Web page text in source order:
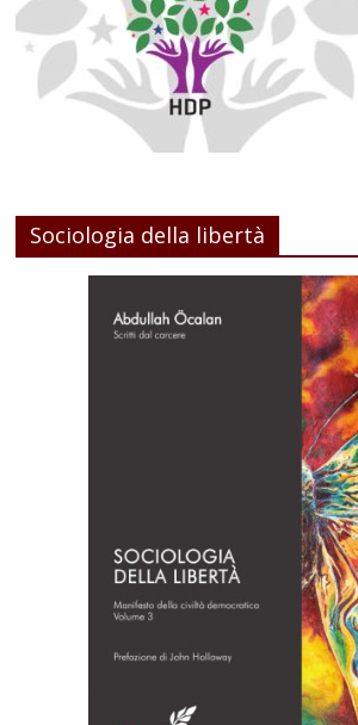
Sociologia della libertà